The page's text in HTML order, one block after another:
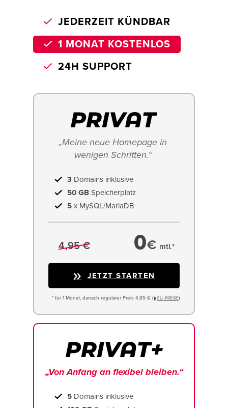
JEDERZEIT KÜNDBAR
1 MONAT KOSTENLOS
24H SUPPORT
„Meine neue Homepage in
wenigen Schritten.“
3 Domains inklusive
50 GB Speicherplatz
5 x MySQL/MariaDB
4,95 € 0€ mtl.*
JETZT STARTEN
* für 1 Monat, danach regulärer Preis 4,95 € ( EU−PREISE)
„Von Anfang an flexibel bleiben.“
5 Domains inklusive